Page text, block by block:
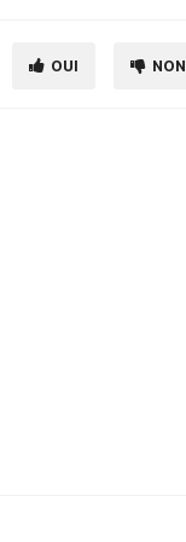
OUI NON